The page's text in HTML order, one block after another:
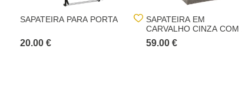
SAPATEIRA PARA PORTA
20.00 €
SAPATEIRA EM
CARVALHO CINZA COM 3
GAVETAS
59.00 €